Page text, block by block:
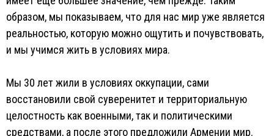
образом, мы показываем, что для нас мир уже является
реальностью, которую можно ощутить и почувствовать,
и мы учимся жить в условиях мира.
Мы 30 лет жили в условиях оккупации, сами
восстановили свой суверенитет и территориальную
целостность как военными, так и политическими
средствами, а после этого предложили Армении мир.